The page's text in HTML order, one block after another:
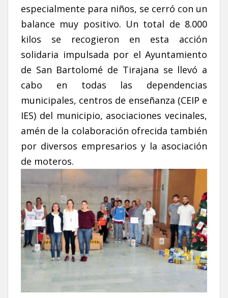
especialmente para niños, se cerró con un
balance muy positivo. Un total de 8.000
kilos se recogieron en esta acción
solidaria impulsada por el Ayuntamiento
de San Bartolomé de Tirajana se llevó a
cabo en todas las dependencias
municipales, centros de enseñanza (CEIP e
IES) del municipio, asociaciones vecinales,
amén de la colaboración ofrecida también
por diversos empresarios y la asociación
de moteros.